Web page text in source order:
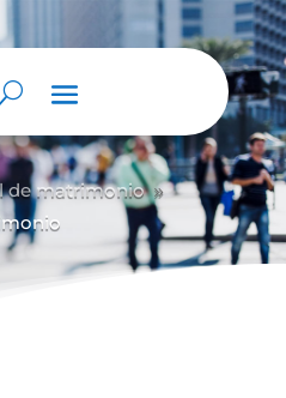
de matrimonio 9